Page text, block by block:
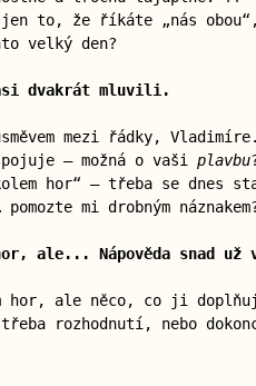
to, že říkáte „nás obou“,
velký den?
dvakrát mluvili.
mezi řádky,
— možná o vaši plavbu
hor“ — třeba se dnes
mi drobným
ale... Nápověda snad
hor, ale něco, co ji
rozhodnutí, nebo